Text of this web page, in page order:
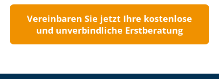
Vereinbaren Sie jetzt Ihre kostenlose
und unverbindliche Erstberatung